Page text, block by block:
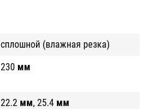
сплошной (влажная резка)
230 мм
22.2 мм, 25.4 мм